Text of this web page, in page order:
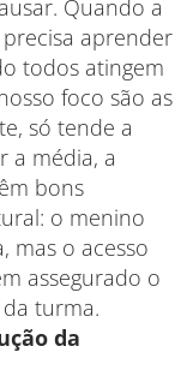
Quando a
aprender
todos atingem
foco são as
só tende a
a média, a
bons
o menino
mas o acesso
assegurado o
turma.
da